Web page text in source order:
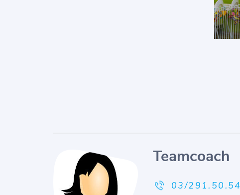
Teamcoach
03/291.50.54